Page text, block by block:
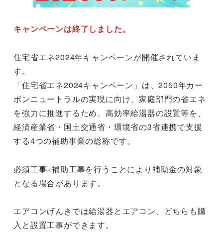
キャンペーンは終了しました。
住宅省エネ2024年キャンペーンが開催されていま
す。
「住宅省エネ2024キャンペーン」は、2050年カー
ボンニュートラルの実現に向け、家庭部門の省エネ
を強力に推進するため、高効率給湯器の設置等を、
経済産業省・国土交通省・環境省の3省連携で支援
する4つの補助事業の総称です。
必須工事+補助工事を行うことにより補助金の対象
となる場合があります。
エアコンげんきでは給湯器とエアコン、どちらも購
入と設置工事ができます。